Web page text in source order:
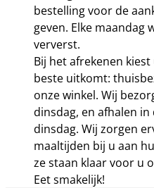
bestelling voor de
geven. Elke maandag
ververst.
Bij het afrekenen
beste uitkomt:
onze winkel. Wij
dinsdag, en afhalen in
dinsdag. Wij zorgen
maaltijden bij u aan
ze staan klaar voor u
Eet smakelijk!